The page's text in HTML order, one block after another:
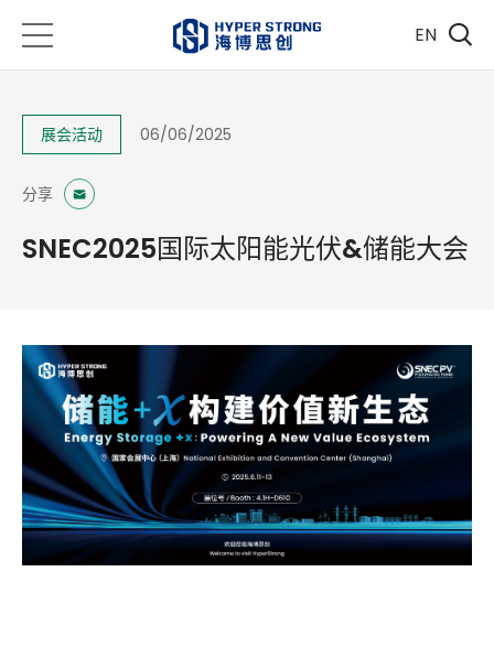
EN
展会活动 06/06/2025
分享
SNEC2025国际太阳能光伏&储能大会